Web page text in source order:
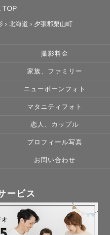
TOP
› 北海道 › 夕張郡栗山町
撮影料金
家族、ファミリー
ニューボーンフォト
マタニティフォト
恋人、カップル
プロフィール写真
お問い合わせ
ービス